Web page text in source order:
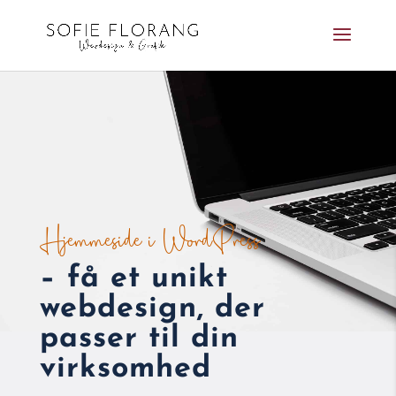
Hjemmeside i WordPress
– få et unikt
webdesign, der
passer til din
virksomhed